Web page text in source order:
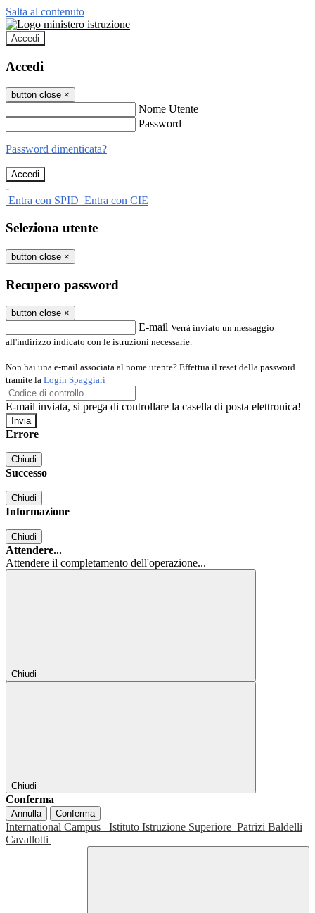
Salta al contenuto
Accedi
Accedi
button close ×
Nome Utente
Password
Password dimenticata?
-
Entra con SPID Entra con CIE
Seleziona utente
button close ×
Recupero password
button close ×
E-mail Verrà inviato un messaggio
all'indirizzo indicato con le istruzioni necessarie.
Non hai una e-mail associata al nome utente? Effettua il reset della password
tramite la Login Spaggiari
E-mail inviata, si prega di controllare la casella di posta elettronica!
Errore
Chiudi
Successo
Chiudi
Informazione
Chiudi
Attendere...
Attendere il completamento dell'operazione...
Chiudi
Chiudi
Conferma
Annulla Conferma
International Campus Istituto Istruzione Superiore Patrizi Baldelli
Cavallotti